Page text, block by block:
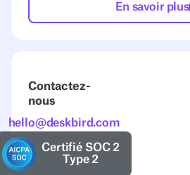
En savoir plus
Contactez-
nous
hello@deskbird.com
Certifié SOC 2
Type 2